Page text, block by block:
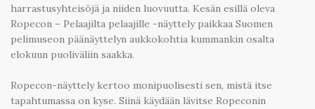
harrastusyhteisöjä ja niiden luovuutta. Kesän esillä oleva
Ropecon – Pelaajilta pelaajille -näyttely paikkaa Suomen
pelimuseon päänäyttelyn aukkokohtia kummankin osalta
elokuun puoliväliin saakka.
Ropecon-näyttely kertoo monipuolisesti sen, mistä itse
tapahtumassa on kyse. Siinä käydään lävitse Ropeconin